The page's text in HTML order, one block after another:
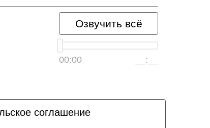
Озвучить всё
00:00 __:__
соглашение